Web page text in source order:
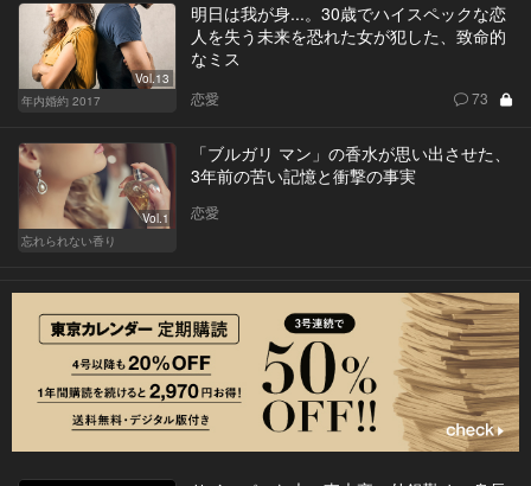
Vol.13
年内婚約 2017
明日は我が身...。30歳でハイスペックな恋
人を失う未来を恐れた女が犯した、致命的
なミス
恋愛 73
Vol.1
忘れられない香り
「ブルガリ マン」の香水が思い出させた、
3年前の苦い記憶と衝撃の事実
恋愛